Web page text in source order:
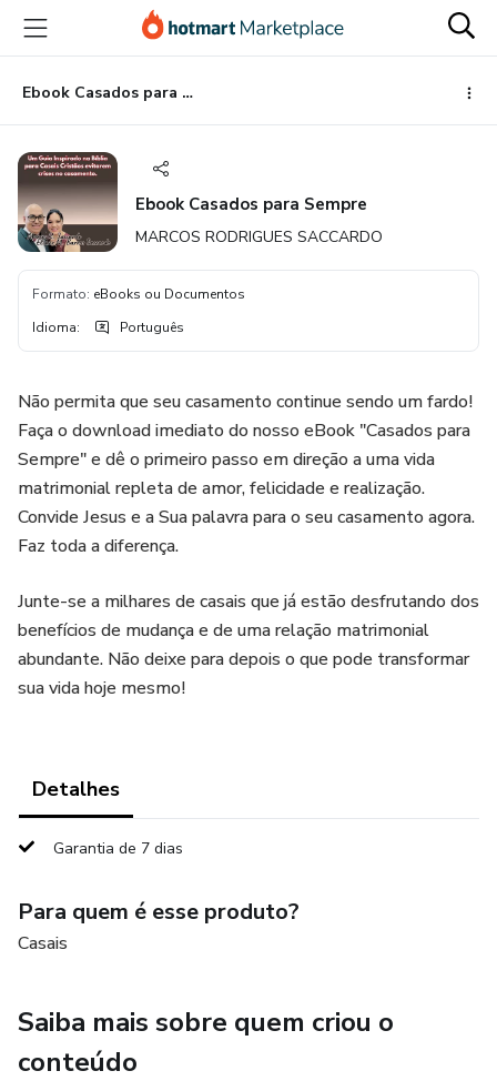
para
conteúdo
principal
para
pagamento
para
rodapé
Ebook Casados para Sempre
Ebook Casados para Sempre
MARCOS RODRIGUES SACCARDO
Formato: eBooks ou Documentos
Idioma: Português
Não permita que seu casamento continue sendo um fardo!
Faça o download imediato do nosso eBook "Casados para
Sempre" e dê o primeiro passo em direção a uma vida
matrimonial repleta de amor, felicidade e realização.
Convide Jesus e a Sua palavra para o seu casamento agora.
Faz toda a diferença.
Junte-se a milhares de casais que já estão desfrutando dos
benefícios de mudança e de uma relação matrimonial
abundante. Não deixe para depois o que pode transformar
sua vida hoje mesmo!
Detalhes
Garantia de 7 dias
Para quem é esse produto?
Casais
Saiba mais sobre quem criou o
conteúdo